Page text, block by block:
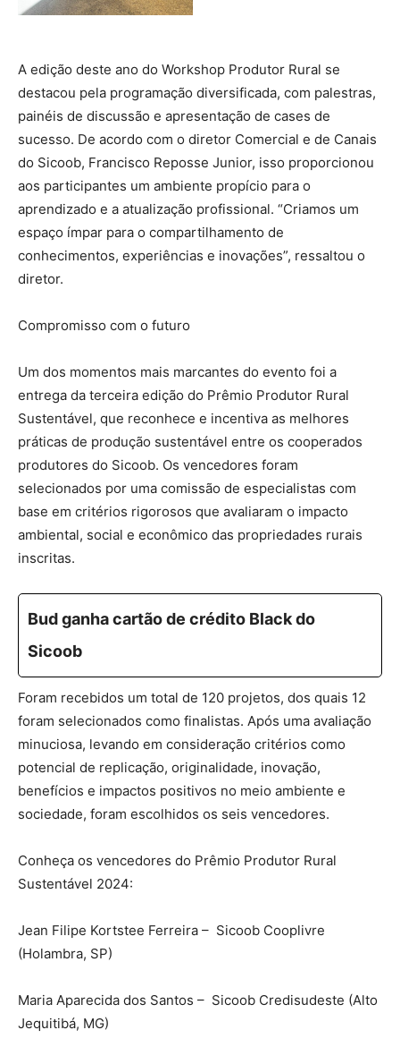
A edição deste ano do Workshop Produtor Rural se
destacou pela programação diversificada, com palestras,
painéis de discussão e apresentação de cases de
sucesso. De acordo com o diretor Comercial e de Canais
do Sicoob, Francisco Reposse Junior, isso proporcionou
aos participantes um ambiente propício para o
aprendizado e a atualização profissional. “Criamos um
espaço ímpar para o compartilhamento de
conhecimentos, experiências e inovações”, ressaltou o
diretor.
Compromisso com o futuro
Um dos momentos mais marcantes do evento foi a
entrega da terceira edição do Prêmio Produtor Rural
Sustentável, que reconhece e incentiva as melhores
práticas de produção sustentável entre os cooperados
produtores do Sicoob. Os vencedores foram
selecionados por uma comissão de especialistas com
base em critérios rigorosos que avaliaram o impacto
ambiental, social e econômico das propriedades rurais
inscritas.
Bud ganha cartão de crédito Black do
Sicoob
Foram recebidos um total de 120 projetos, dos quais 12
foram selecionados como finalistas. Após uma avaliação
minuciosa, levando em consideração critérios como
potencial de replicação, originalidade, inovação,
benefícios e impactos positivos no meio ambiente e
sociedade, foram escolhidos os seis vencedores.
Conheça os vencedores do Prêmio Produtor Rural
Sustentável 2024:
Jean Filipe Kortstee Ferreira – Sicoob Cooplivre
(Holambra, SP)
Maria Aparecida dos Santos – Sicoob Credisudeste (Alto
Jequitibá, MG)